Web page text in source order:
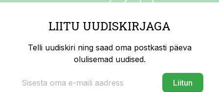
LIITU UUDISKIRJAGA
Telli uudiskiri ning saad oma postkasti päeva
olulisemad uudised.
Liitun